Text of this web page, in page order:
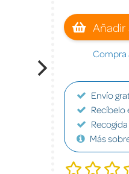
Añadir
Compra
Envío
Recíbelo
Más